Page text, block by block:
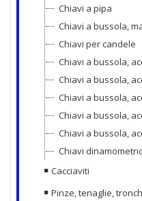
Chiavi a pipa
Chiavi a bussola,
Chiavi per candele
Chiavi a bussola,
Chiavi a bussola,
Chiavi a bussola,
Chiavi a bussola,
Chiavi a bussola,
Chiavi
Cacciaviti
Pinze, tenaglie,